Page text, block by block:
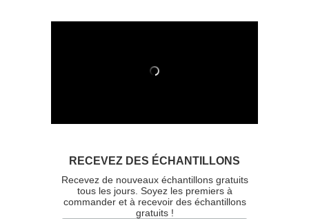
RECEVEZ DES ÉCHANTILLONS
Recevez de nouveaux échantillons gratuits
tous les jours. Soyez les premiers à
commander et à recevoir des échantillons
gratuits !